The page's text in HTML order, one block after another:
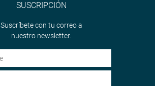
SUSCRIPCIÓN
Suscríbete con tu correo a
nuestro newsletter.